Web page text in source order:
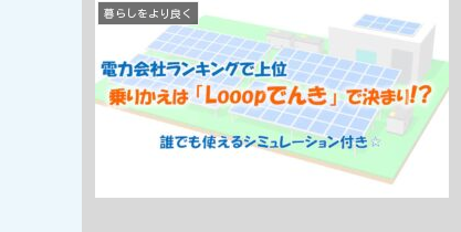
暮らしをより良く